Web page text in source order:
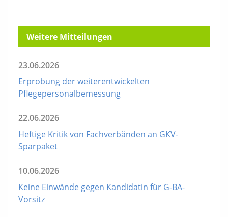
Weitere Mitteilungen
23.06.2026
Erprobung der weiterentwickelten
Pflegepersonalbemessung
22.06.2026
Heftige Kritik von Fachverbänden an GKV-
Sparpaket
10.06.2026
Keine Einwände gegen Kandidatin für G-BA-
Vorsitz